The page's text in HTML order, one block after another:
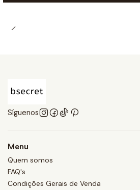
Síguenos
Menu
Quem somos
FAQ's
Condições Gerais de Venda